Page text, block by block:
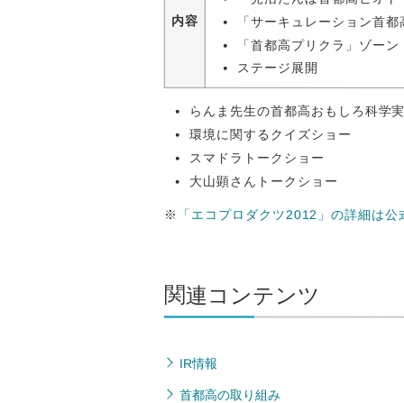
内容 「サーキュレーション首
「首都高プリクラ」ゾーン
ステージ展開
らんま先生の首都高おもしろ科学
環境に関するクイズショー
スマドラトークショー
大山顕さんトークショー
※ 「エコプロダクツ2012」の詳細は
関連コンテンツ
IR情報
首都高の取り組み